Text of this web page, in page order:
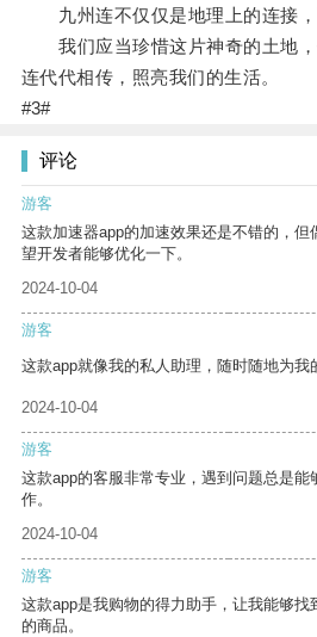
九州连不仅仅是地理上的连接，
我们应当珍惜这片神奇的土地，
连代代相传，照亮我们的生活。
#3#
评论
游客
这款加速器app的加速效果还是不错的，
望开发者能够优化一下。
2024-10-04
游客
这款app就像我的私人助理，随时随地为我
2024-10-04
游客
这款app的客服非常专业，遇到问题总是
作。
2024-10-04
游客
这款app是我购物的得力助手，让我能够
的商品。